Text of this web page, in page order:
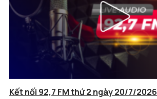
Kết nối 92,7 FM thứ 2 ngày 20/7/2026